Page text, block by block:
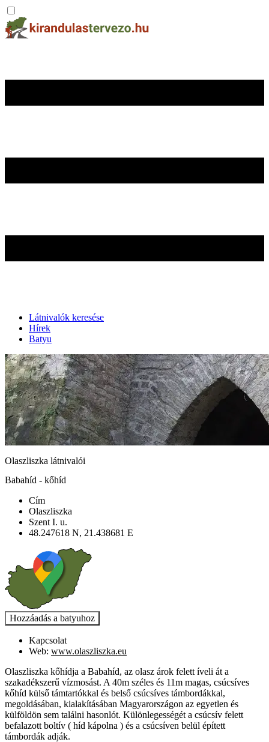
Látnivalók keresése
Hírek
Batyu
Olaszliszka látnivalói
Babahíd - kőhíd
Cím
Olaszliszka
Szent I. u.
48.247618 N, 21.438681 E
Kapcsolat
Web: www.olaszliszka.eu
Olaszliszka kőhídja a Babahíd, az olasz árok felett íveli át a
szakadékszerű vízmosást. A 40m széles és 11m magas, csúcsíves
kőhíd külső támtartókkal és belső csúcsíves támbordákkal,
megoldásában, kialakításában Magyarországon az egyetlen és
külföldön sem találni hasonlót. Különlegességét a csúcsív felett
befalazott boltív ( híd kápolna ) és a csúcsíven belül épített
támbordák adják.